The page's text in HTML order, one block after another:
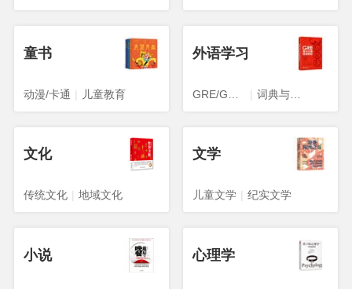
童书
动漫/卡通 | 儿童教育
外语学习
| 词典与工具书
文化
传统文化 | 地域文化
文学
儿童文学 | 纪实文学
小说 心理学